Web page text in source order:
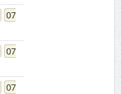
07
07
07